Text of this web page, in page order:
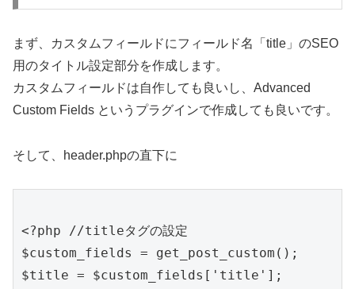
まず、カスタムフィールドにフィールド名「title」のSEO
用のタイトル設定部分を作成します。
カスタムフィールドは自作しても良いし、Advanced
Custom Fields というプラグインで作成しても良いです。
そして、header.phpの直下に
<?php //titleタグの設定
$custom_fields = get_post_custom();
$title = $custom_fields['title'];